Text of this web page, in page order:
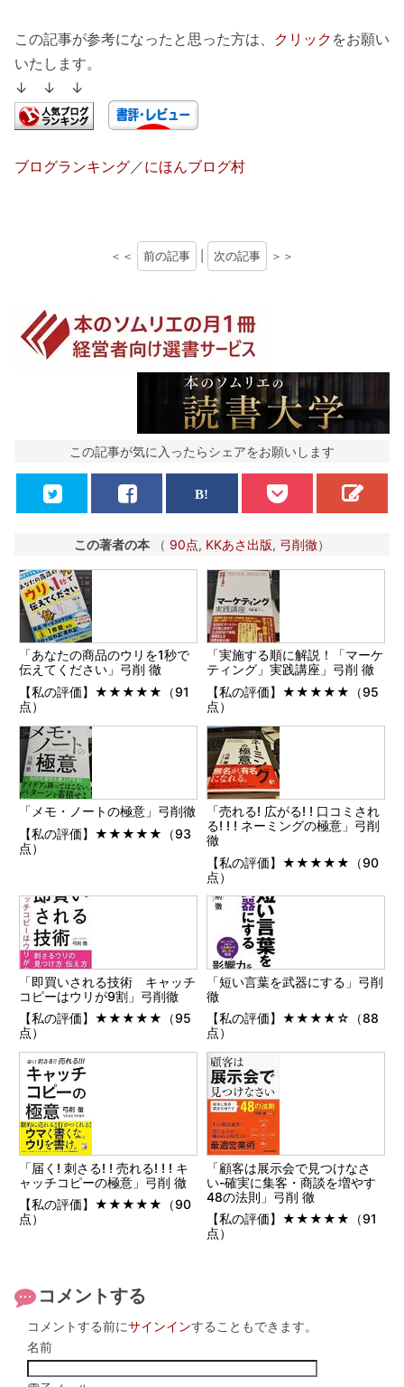
この記事が参考になったと思った方は、 クリック をお願い
いたします。
↓ ↓ ↓
ブログランキング ／にほんブログ村
＜＜ 前の記事 次の記事 ＞＞
この記事が気に入ったらシェアをお願いします
この著者の本 （ 90点, KKあさ出版, 弓削徹）
「あなたの商品のウリを1秒で
伝えてください」弓削 徹
【私の評価】★★★★★（91
点）
「実施する順に解説！「マーケ
ティング」実践講座」弓削 徹
【私の評価】★★★★★（95
点）
「メモ・ノートの極意」弓削徹
【私の評価】★★★★★（93
点）
「売れる! 広がる! ! 口コミされ
る! ! ! ネーミングの極意」弓削
徹
【私の評価】★★★★★（90
点）
「即買いされる技術 キャッチ
コピーはウリが9割」弓削徹
【私の評価】★★★★★（95
点）
「短い言葉を武器にする」弓削
徹
【私の評価】★★★★☆（88
点）
「届く! 刺さる! ! 売れる! ! ! キ
ャッチコピーの極意」弓削 徹
【私の評価】★★★★★（90
点）
「顧客は展示会で見つけなさ
い-確実に集客・商談を増やす
48の法則」弓削 徹
【私の評価】★★★★★（91
点）
コメントする
コメントする前にサインインすることもできます。
名前